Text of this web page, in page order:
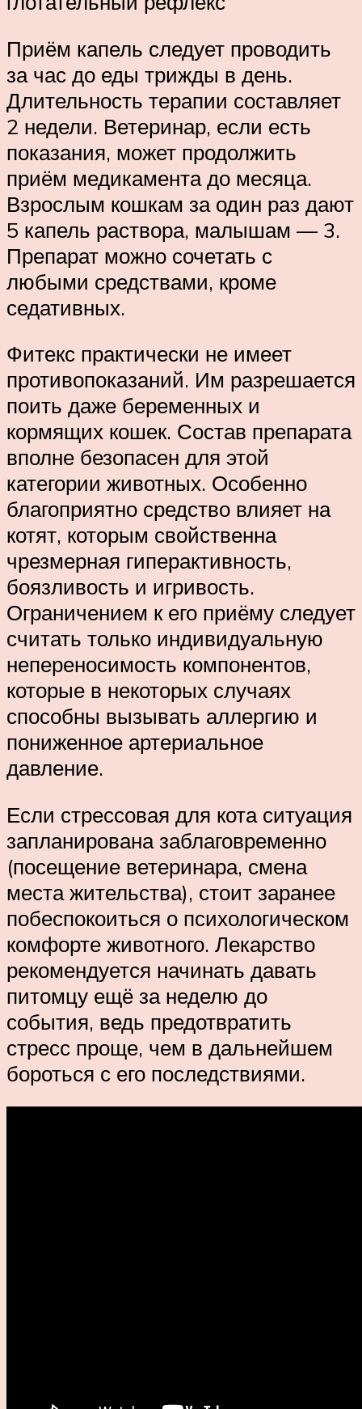
Приём капель следует проводить
за час до еды трижды в день.
Длительность терапии составляет
2 недели. Ветеринар, если есть
показания, может продолжить
приём медикамента до месяца.
Взрослым кошкам за один раз дают
5 капель раствора, малышам — 3.
Препарат можно сочетать с
любыми средствами, кроме
седативных.
Фитекс практически не имеет
противопоказаний. Им разрешается
поить даже беременных и
кормящих кошек. Состав препарата
вполне безопасен для этой
категории животных. Особенно
благоприятно средство влияет на
котят, которым свойственна
чрезмерная гиперактивность,
боязливость и игривость.
Ограничением к его приёму следует
считать только индивидуальную
непереносимость компонентов,
которые в некоторых случаях
способны вызывать аллергию и
пониженное артериальное
давление.
Если стрессовая для кота ситуация
запланирована заблаговременно
(посещение ветеринара, смена
места жительства), стоит заранее
побеспокоиться о психологическом
комфорте животного. Лекарство
рекомендуется начинать давать
питомцу ещё за неделю до
события, ведь предотвратить
стресс проще, чем в дальнейшем
бороться с его последствиями.